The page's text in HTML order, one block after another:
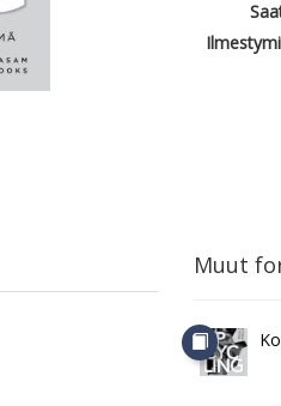
Muut